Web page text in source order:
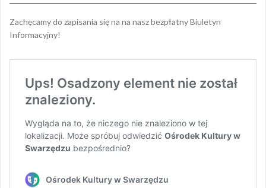
Zachęcamy do zapisania się na na nasz bezpłatny Biuletyn
Informacyjny!